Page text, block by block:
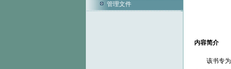
管理文件
内容简介
该书专